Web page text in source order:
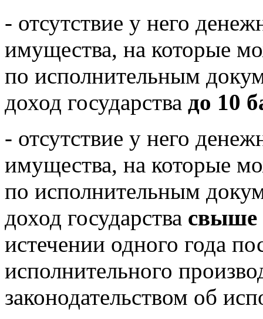
- отсутствие у него
имущества, на которые
по исполнительным
доход государства до 10
- отсутствие у него
имущества, на которые
по исполнительным
доход государства свыше
истечении одного года
исполнительного
законодательством об